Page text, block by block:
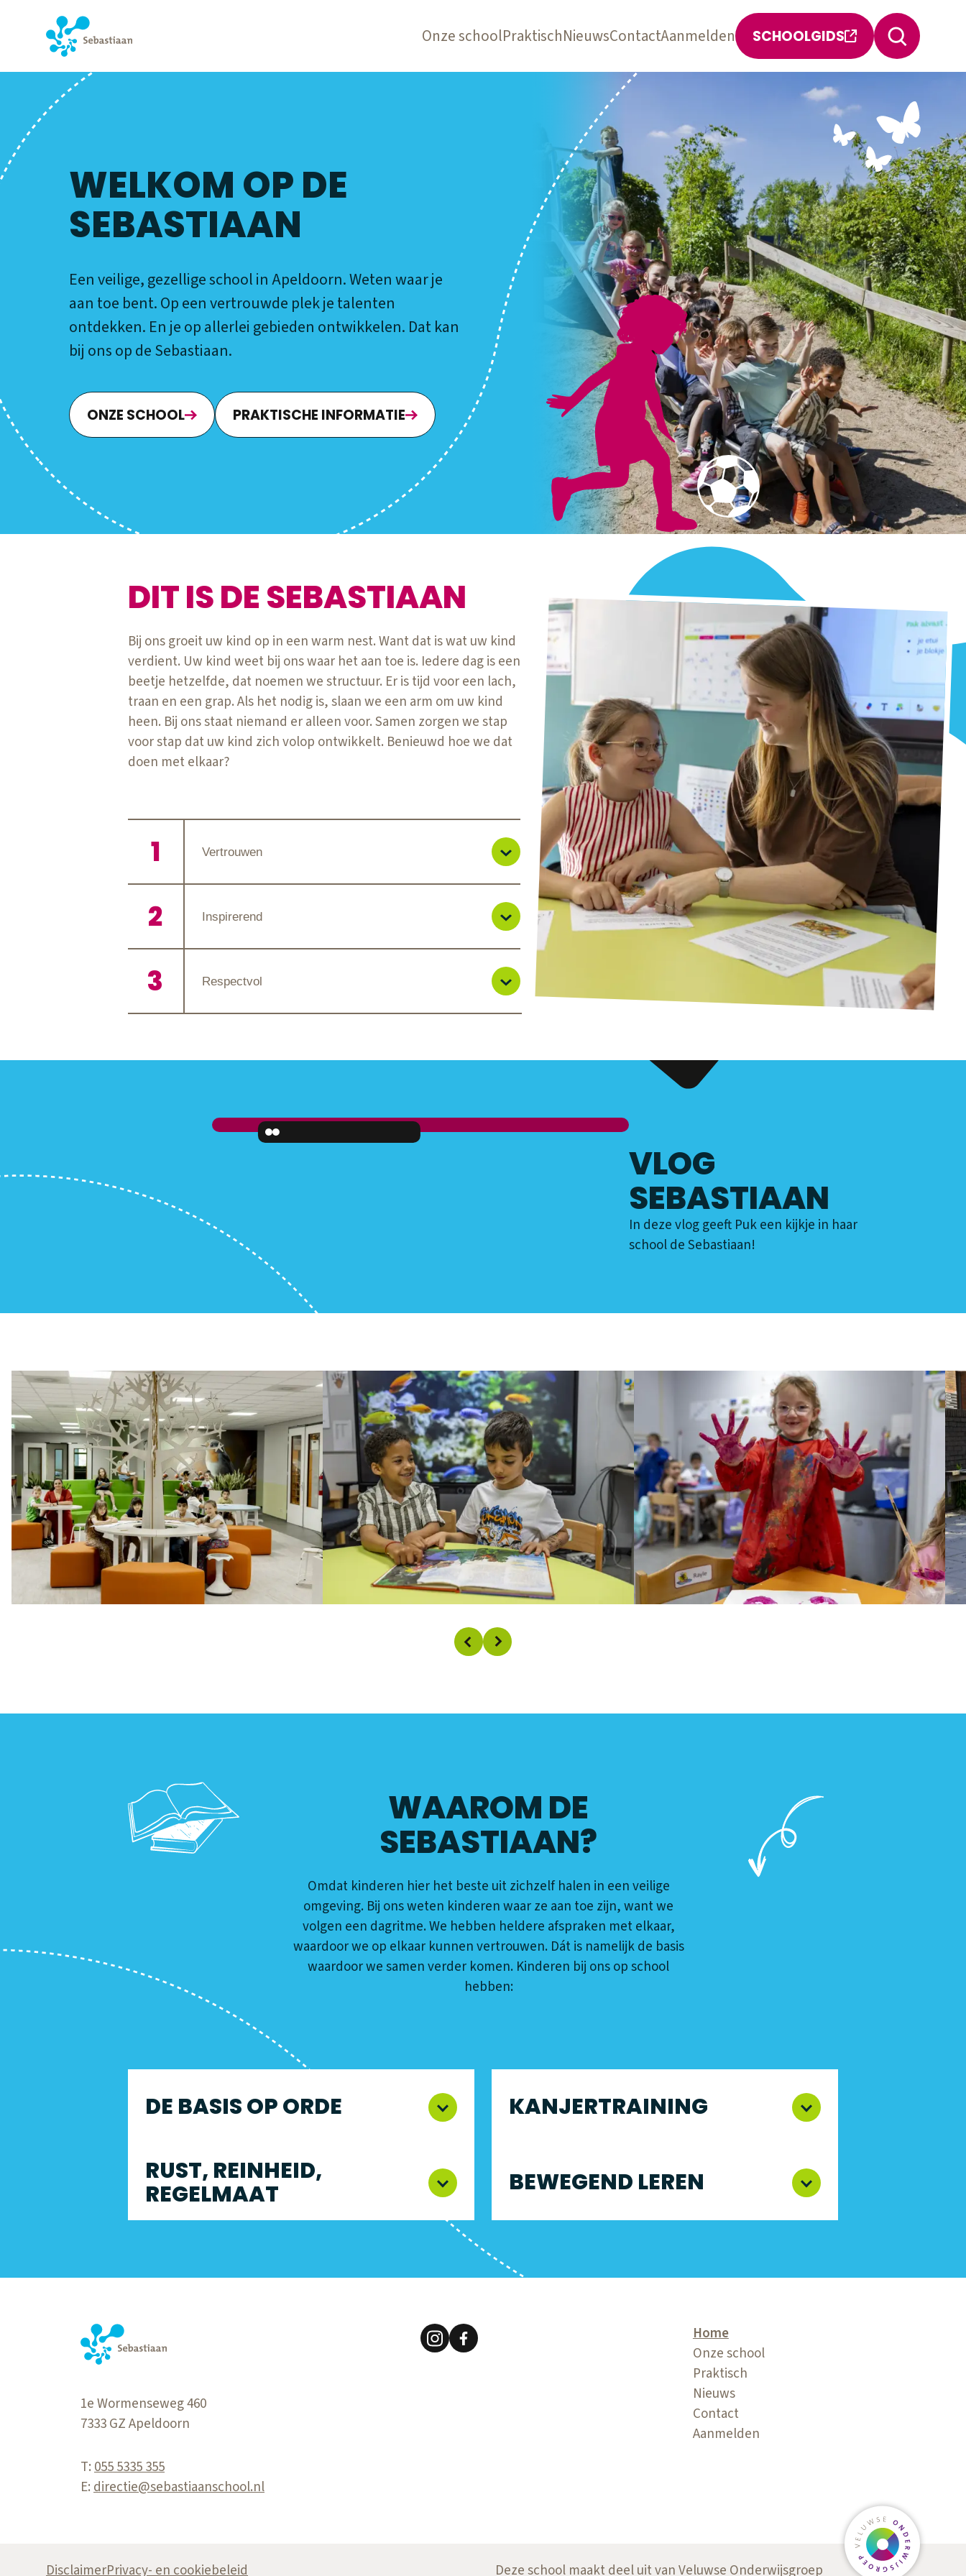
Onze schoolPraktischNieuwsContactAanmelden SCHOOLGIDS
SEBASTIAAN
WELKOM OP DE
SEBASTIAAN
Een veilige, gezellige school in Apeldoorn. Weten waar je
aan toe bent. Op een vertrouwde plek je talenten
ontdekken. En je op allerlei gebieden ontwikkelen. Dat kan
bij ons op de Sebastiaan.
ONZE SCHOOL PRAKTISCHE INFORMATIE
DIT IS DE SEBASTIAAN
Bij ons groeit uw kind op in een warm nest. Want dat is wat uw kind
verdient. Uw kind weet bij ons waar het aan toe is. Iedere dag is een
beetje hetzelfde, dat noemen we structuur. Er is tijd voor een lach,
traan en een grap. Als het nodig is, slaan we een arm om uw kind
heen. Bij ons staat niemand er alleen voor. Samen zorgen we stap
voor stap dat uw kind zich volop ontwikkelt. Benieuwd hoe we dat
doen met elkaar?
Vertrouwen
Inspirerend
Respectvol
VLOG
SEBASTIAAN
In deze vlog geeft Puk een kijkje in haar
school de Sebastiaan!
WAAROM DE
SEBASTIAAN?
Omdat kinderen hier het beste uit zichzelf halen in een veilige
omgeving. Bij ons weten kinderen waar ze aan toe zijn, want we
volgen een dagritme. We hebben heldere afspraken met elkaar,
waardoor we op elkaar kunnen vertrouwen. Dát is namelijk de basis
waardoor we samen verder komen. Kinderen bij ons op school
hebben:
DE BASIS OP ORDE
RUST, REINHEID,
REGELMAAT
KANJERTRAINING
BEWEGEND LEREN
Home
Onze school
Praktisch
Nieuws
Contact
Aanmelden
1e Wormenseweg 460
7333 GZApeldoorn
T:055 5335 355
E:directie@sebastiaanschool.nl
DisclaimerPrivacy- en cookiebeleid Deze school maakt deel uit van Veluwse Onderwijsgroep
Ga naar